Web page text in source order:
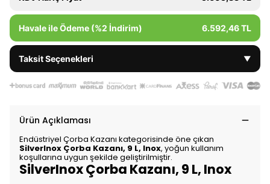
Havale ile Ödeme (%2 İndirim) 6.592,46 TL
Taksit Seçenekleri ▼
Ürün Açıklaması
Endüstriyel Çorba Kazanı kategorisinde öne çıkan
SilverInox Çorba Kazanı, 9 L, Inox, yoğun kullanım
koşullarına uygun şekilde geliştirilmiştir.
SilverInox Çorba Kazanı, 9 L, Inox